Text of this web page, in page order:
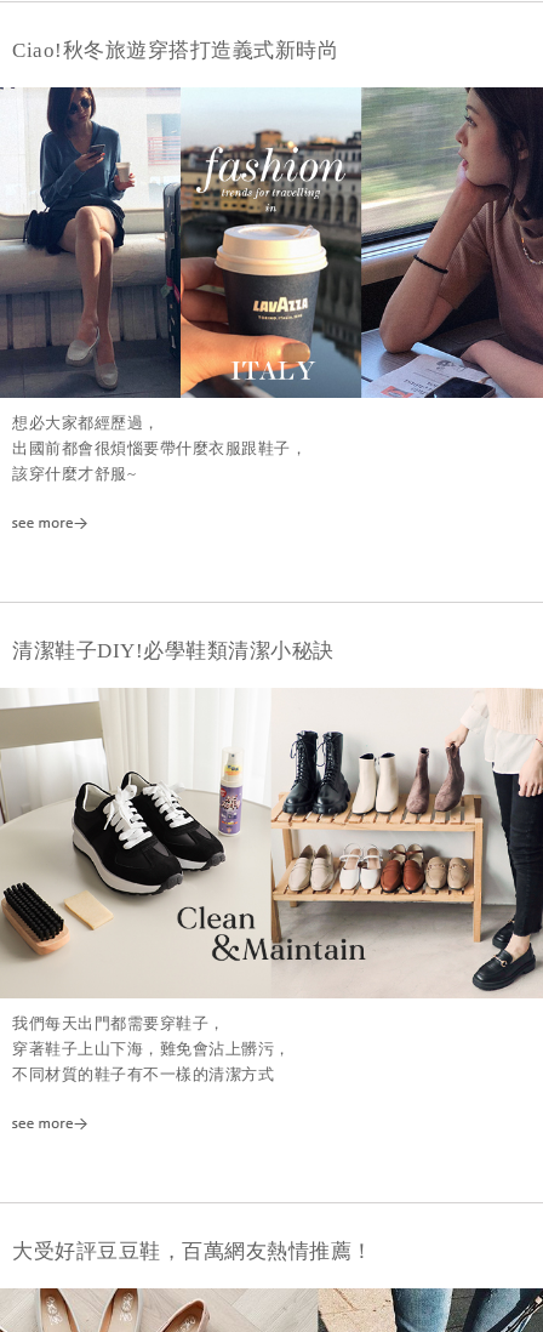
Ciao!秋冬旅遊穿搭打造義式新時尚
想必大家都經歷過，
出國前都會很煩惱要帶什麼衣服跟鞋子，
該穿什麼才舒服~
清潔鞋子DIY!必學鞋類清潔小秘訣
我們每天出門都需要穿鞋子，
穿著鞋子上山下海，難免會沾上髒污，
不同材質的鞋子有不一樣的清潔方式
大受好評豆豆鞋，百萬網友熱情推薦！